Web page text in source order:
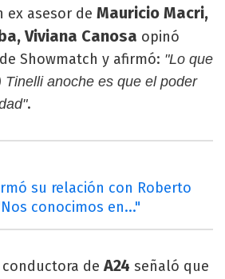
ex asesor de Mauricio Macri,
Viviana Canosa opinó
Showmatch y afirmó: "Lo que
Tinelli anoche es que el poder
.
su relación con Roberto
conocimos en..."
conductora deA24 señaló que